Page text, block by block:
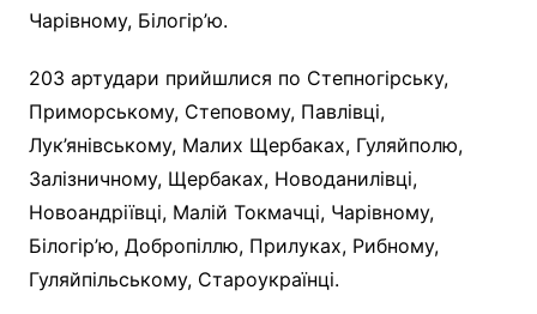
Чарівному, Білогір’ю.
203 артудари прийшлися по Степногірську,
Приморському, Степовому, Павлівці,
Лук’янівському, Малих Щербаках, Гуляйполю,
Залізничному, Щербаках, Новоданилівці,
Новоандріївці, Малій Токмачці, Чарівному,
Білогір’ю, Добропіллю, Прилуках, Рибному,
Гуляйпільському, Староукраїнці.